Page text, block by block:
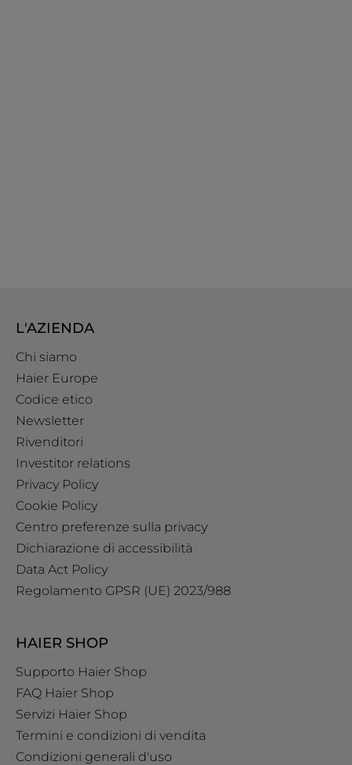
L'AZIENDA
Chi siamo
Haier Europe
Codice etico
Newsletter
Rivenditori
Investitor relations
Privacy Policy
Cookie Policy
Centro preferenze sulla privacy
Dichiarazione di accessibilità
Data Act Policy
Regolamento GPSR (UE) 2023/988
HAIER SHOP
Supporto Haier Shop
FAQ Haier Shop
Servizi Haier Shop
Termini e condizioni di vendita
Condizioni generali d'uso